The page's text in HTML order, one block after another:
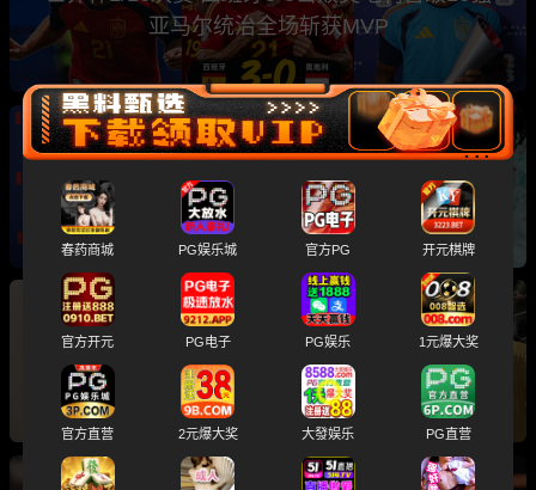
亚马尔统治全场斩获MVP
里奇 上演皇马老兄弟神仙对决
江头2:50世界杯直播又搞事 身着金色紧身衣背后
猛抱女主播 现场直播紧急切断
春药商城 PG娱乐城 官方PG 开元棋牌
官方开元 PG电子 PG娱乐 1元爆大奖
官方直营 2元爆大奖 大發娱乐 PG直营